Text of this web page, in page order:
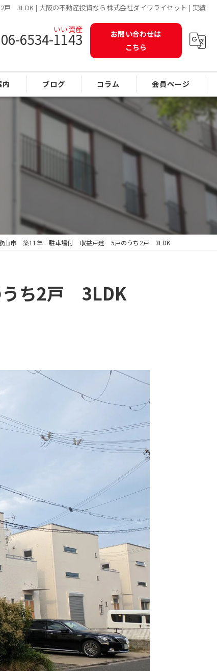
| 大阪の不動産投資なら株式会社ダイワライセット | 実績
06-6534-1143
お問い合わせは
こちら
内 ブログ コラム 会員ページ
山市 築11年 駐車場付 収益戸建 5戸のうち2戸 3LDK
ち2戸 3LDK